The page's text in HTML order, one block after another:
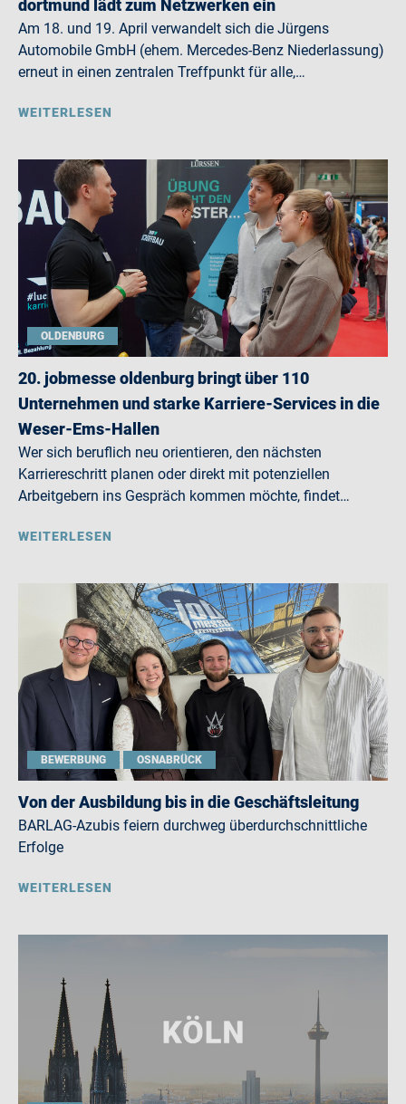
dortmund lädt zum Netzwerken ein
Am 18. und 19. April verwandelt sich die Jürgens
Automobile GmbH (ehem. Mercedes-Benz Niederlassung)
erneut in einen zentralen Treffpunkt für alle,…
WEITERLESEN
OLDENBURG
20. jobmesse oldenburg bringt über 110
Unternehmen und starke Karriere-Services in die
Weser-Ems-Hallen
Wer sich beruflich neu orientieren, den nächsten
Karriereschritt planen oder direkt mit potenziellen
Arbeitgebern ins Gespräch kommen möchte, findet…
WEITERLESEN
BEWERBUNG OSNABRÜCK
Von der Ausbildung bis in die Geschäftsleitung
BARLAG-Azubis feiern durchweg überdurchschnittliche
Erfolge
WEITERLESEN